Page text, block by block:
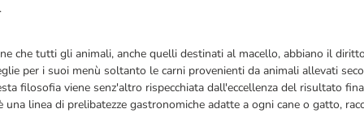
che tutti gli animali, anche quelli destinati al macello, abbiano il
per i suoi menù soltanto le carni provenienti da animali allevati
filosofia viene senz'altro rispecchiata dall'eccellenza del risultato
una linea di prelibatezze gastronomiche adatte a ogni cane o gatto,